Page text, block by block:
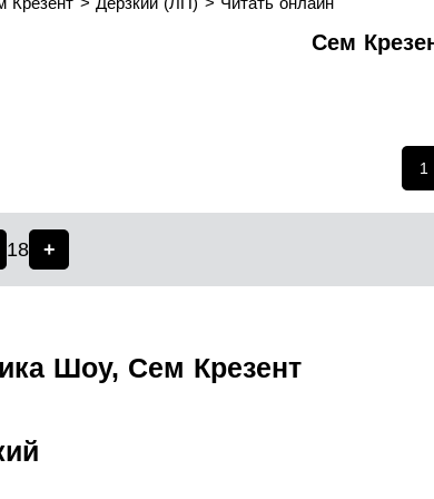
Сем
1
18 +
Шоу, Сем Крезент